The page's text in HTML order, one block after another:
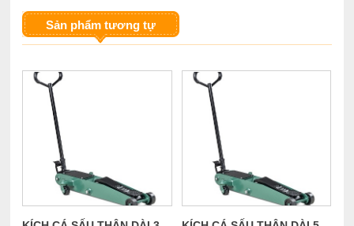
Sản phẩm tương tự